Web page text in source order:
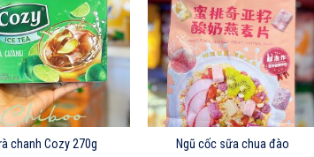
Trà chanh Cozy 270g Ngũ cốc sữa chua đào